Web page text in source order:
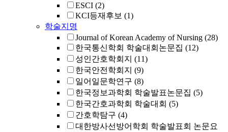
ESCI (2)
KCI등재후보 (1)
학술지명
Journal of Korean Academy of Nursing (28)
한국통신학회 학술대회논문집 (12)
성인간호학회지 (11)
한국안전학회지 (9)
일어일문학연구 (8)
한국정보과학회 학술발표논문집 (5)
한국간호과학회 학술대회 (5)
간호학탐구 (4)
대한방사선방어학회 학술발표회 논문요